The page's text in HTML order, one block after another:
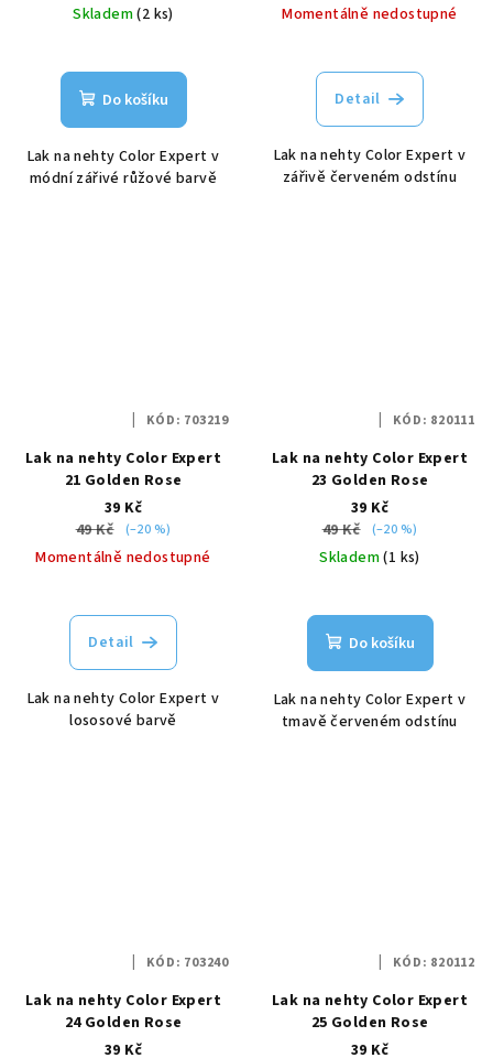
Skladem(2 ks)
Do košíku
Lak na nehty Color Expert v
módní zářivé růžové barvě
Momentálně nedostupné
Detail
Lak na nehty Color Expert v
zářivě červeném odstínu
Lak na nehty Color Expert
21 Golden Rose
39 Kč
49 Kč
(–20 %)
Momentálně nedostupné
Detail
Lak na nehty Color Expert v
lososové barvě
KÓD: 703219
Lak na nehty Color Expert
23 Golden Rose
39 Kč
49 Kč
(–20 %)
Skladem(1 ks)
Do košíku
Lak na nehty Color Expert v
tmavě červeném odstínu
KÓD: 820111
Lak na nehty Color Expert
24 Golden Rose
39 Kč
KÓD: 703240
Lak na nehty Color Expert
25 Golden Rose
39 Kč
KÓD: 820112